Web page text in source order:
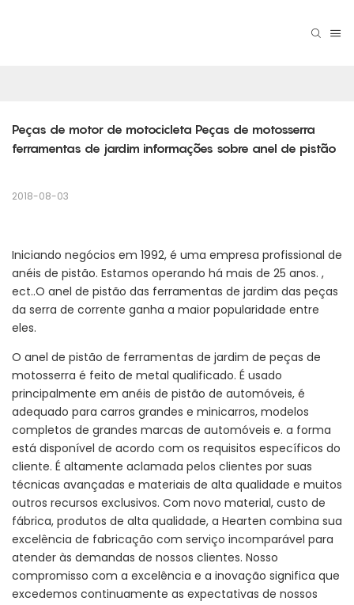
Peças de motor de motocicleta Peças de motosserra
ferramentas de jardim informações sobre anel de pistão
2018-08-03
Iniciando negócios em 1992, é uma empresa profissional de
anéis de pistão. Estamos operando há mais de 25 anos. ,
ect..O anel de pistão das ferramentas de jardim das peças
da serra de corrente ganha a maior popularidade entre
eles.
O anel de pistão de ferramentas de jardim de peças de
motosserra é feito de metal qualificado. É usado
principalmente em anéis de pistão de automóveis, é
adequado para carros grandes e minicarros, modelos
completos de grandes marcas de automóveis e. a forma
está disponível de acordo com os requisitos específicos do
cliente. É altamente aclamada pelos clientes por suas
técnicas avançadas e materiais de alta qualidade e muitos
outros recursos exclusivos. Com novo material, custo de
fábrica, produtos de alta qualidade, a Hearten combina sua
excelência de fabricação com serviço incomparável para
atender às demandas de nossos clientes. Nosso
compromisso com a excelência e a inovação significa que
excedemos continuamente as expectativas de nossos